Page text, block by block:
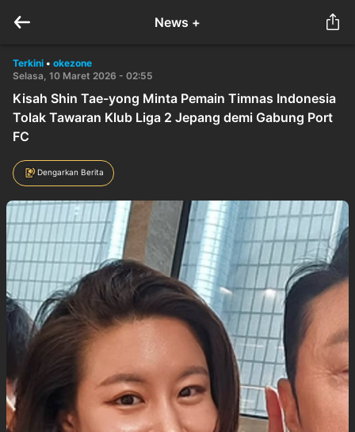
News +
Terkini • okezone
Selasa, 10 Maret 2026 - 02:55
Kisah Shin Tae-yong Minta Pemain Timnas Indonesia
Tolak Tawaran Klub Liga 2 Jepang demi Gabung Port
FC
Dengarkan Berita